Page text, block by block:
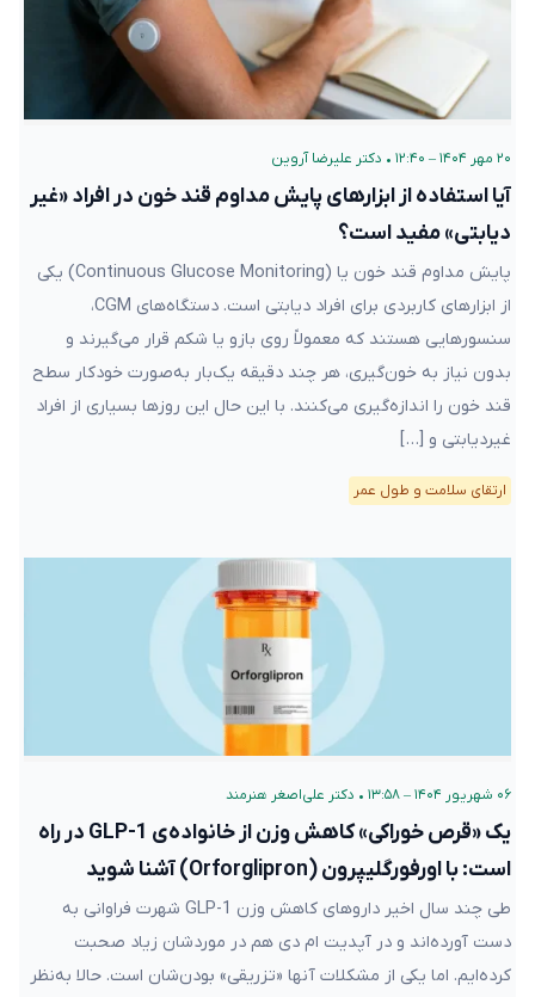
۲۰ مهر ۱۴۰۴ – ۱۲:۴۰ • دکتر علیرضا آروین
آیا استفاده از ابزارهای پایش مداوم قند خون در افراد «غیر
دیابتی» مفید است؟
پایش مداوم قند خون یا (Continuous Glucose Monitoring) یکی
از ابزارهای کاربردی برای افراد دیابتی است. دستگاه‌های CGM،
سنسورهایی هستند که معمولاً روی بازو یا شکم قرار می‌گیرند و
بدون نیاز به خون‌گیری، هر چند دقیقه یک‌بار به‌صورت خودکار سطح
قند خون را اندازه‌گیری می‌کنند. با این حال این روزها بسیاری از افراد
غیردیابتی و […]
ارتقای سلامت و طول عمر
۰۶ شهریور ۱۴۰۴ – ۱۳:۵۸ • دکتر علی‌اصغر هنرمند
یک «قرص خوراکی» کاهش وزن از خانواده‌ی GLP-1 در راه
است: با اورفورگلیپرون (Orforglipron) آشنا شوید
طی چند سال اخیر داروهای کاهش وزن GLP-1 شهرت فراوانی به
دست آورده‌اند و در آپدیت ام دی هم در موردشان زیاد صحبت
کرده‌ایم. اما یکی از مشکلات آنها «تزریقی» بودن‌شان است. حالا به‌نظر